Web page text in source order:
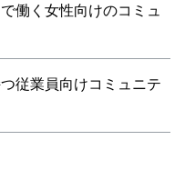
働く女性向けのコミュ
従業員向けコミュニテ